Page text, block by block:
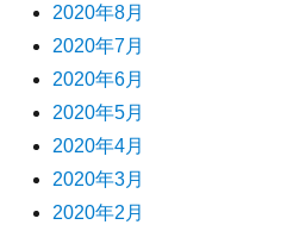
2020年8月
2020年7月
2020年6月
2020年5月
2020年4月
2020年3月
2020年2月